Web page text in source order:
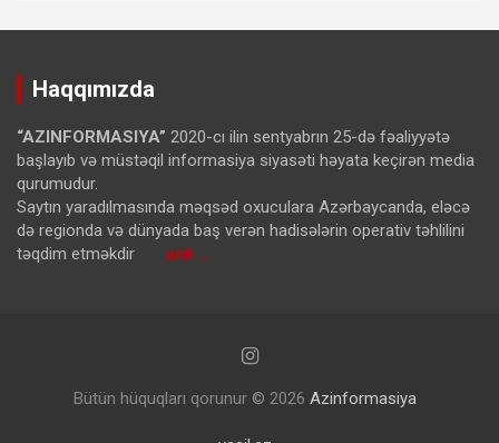
Haqqımızda
“AZINFORMASIYA” 2020-cı ilin sentyabrın 25-də fəaliyyətə
başlayıb və müstəqil informasiya siyasəti həyata keçirən media
qurumudur.
Saytın yaradılmasında məqsəd oxuculara Azərbaycanda, eləcə
də regionda və dünyada baş verən hadisələrin operativ təhlilini
təqdim etməkdir ardı …
Bütün hüquqları qorunur © 2026 Azinformasiya